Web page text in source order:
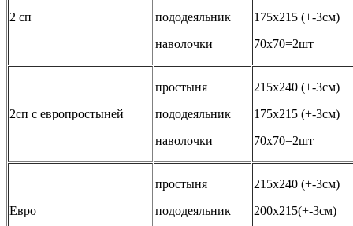
2 сп
пододеяльник
наволочки
175х215 (+-3см)
70х70=2шт
2сп с европростыней
простыня
пододеяльник
наволочки
215х240 (+-3см)
175х215 (+-3см)
70х70=2шт
Евро
простыня
пододеяльник
215х240 (+-3см)
200х215(+-3см)